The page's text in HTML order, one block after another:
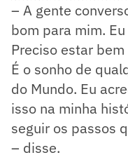
– A gente
bom para mim.
Preciso estar
É o sonho de
do Mundo. Eu
isso na minha
seguir os passos
– disse.